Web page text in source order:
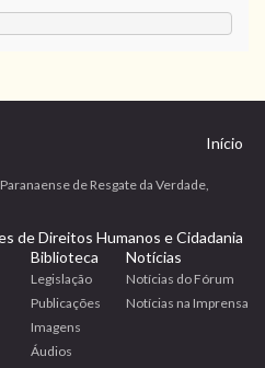
Início
de Resgate da Verdade,
de Direitos Humanos e Cidadania
Biblioteca
Legislação
Publicações
Imagens
Áudios
Notícias
Notícias do Fórum
Notícias na Imprensa